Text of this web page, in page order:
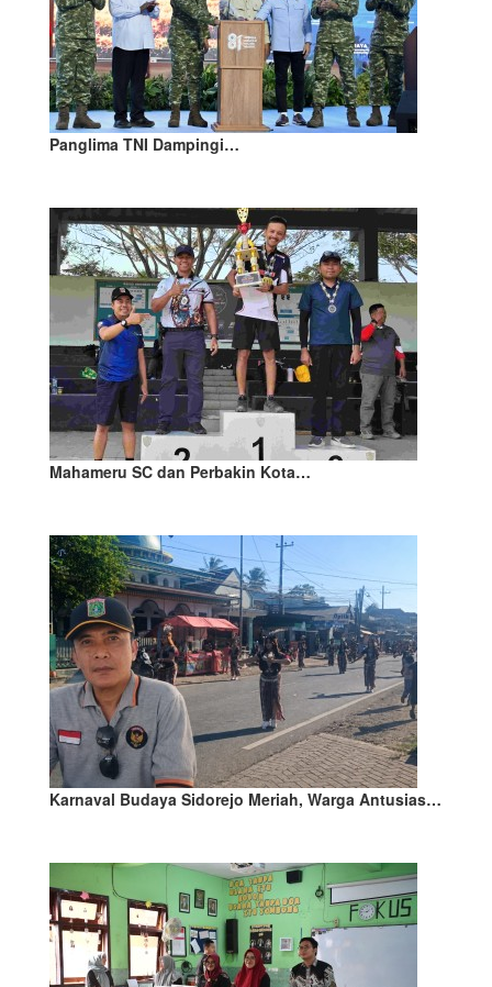
Panglima TNI Dampingi…
Mahameru SC dan Perbakin Kota…
Karnaval Budaya Sidorejo Meriah, Warga Antusias…